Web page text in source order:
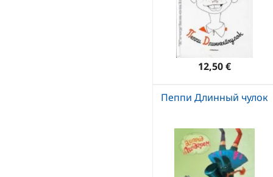
12,50 €
Пеппи Длинный чулок